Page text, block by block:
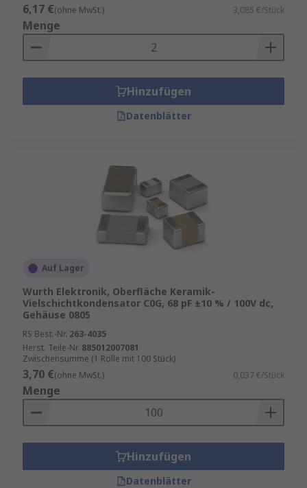
6,17 €(ohne MwSt.) 3,085 €/Stück
Menge
Hinzufügen
Datenblätter
Auf Lager
Wurth Elektronik, Oberfläche Keramik-
Vielschichtkondensator C0G, 68 pF ±10 % / 100V dc,
Gehäuse 0805
RS Best.-Nr. 263-4035
Herst. Teile-Nr. 885012007081
Zwischensumme (1 Rolle mit 100 Stück)
3,70 €(ohne MwSt.) 0,037 €/Stück
Menge
Hinzufügen
Datenblätter